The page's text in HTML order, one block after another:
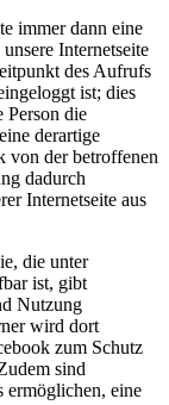
immer dann eine
Internetseite
des Aufrufs
ist; dies
Person die
derartige
von der betroffenen
dadurch
Internetseite aus
die unter
ist, gibt
Nutzung
wird dort
zum Schutz
sind
ermöglichen, eine